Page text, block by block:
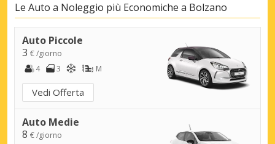
Le Auto a Noleggio più Economiche a Bolzano
Auto Piccole
3 € /giorno
4
3 M
Vedi Offerta
Auto Medie
8 € /giorno